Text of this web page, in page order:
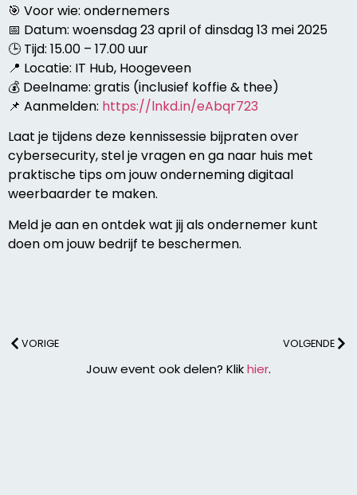
🎯 Voor wie: ondernemers
📅 Datum: woensdag 23 april of dinsdag 13 mei 2025
🕒 Tijd: 15.00 – 17.00 uur
📍 Locatie: IT Hub, Hoogeveen
💰 Deelname: gratis (inclusief koffie & thee)
📌 Aanmelden: https://lnkd.in/eAbqr723
Laat je tijdens deze kennissessie bijpraten over
cybersecurity, stel je vragen en ga naar huis met
praktische tips om jouw onderneming digitaal
weerbaarder te maken.
Meld je aan en ontdek wat jij als ondernemer kunt
doen om jouw bedrijf te beschermen.
VORIGE VOLGENDE
Jouw event ook delen? Klikhier.